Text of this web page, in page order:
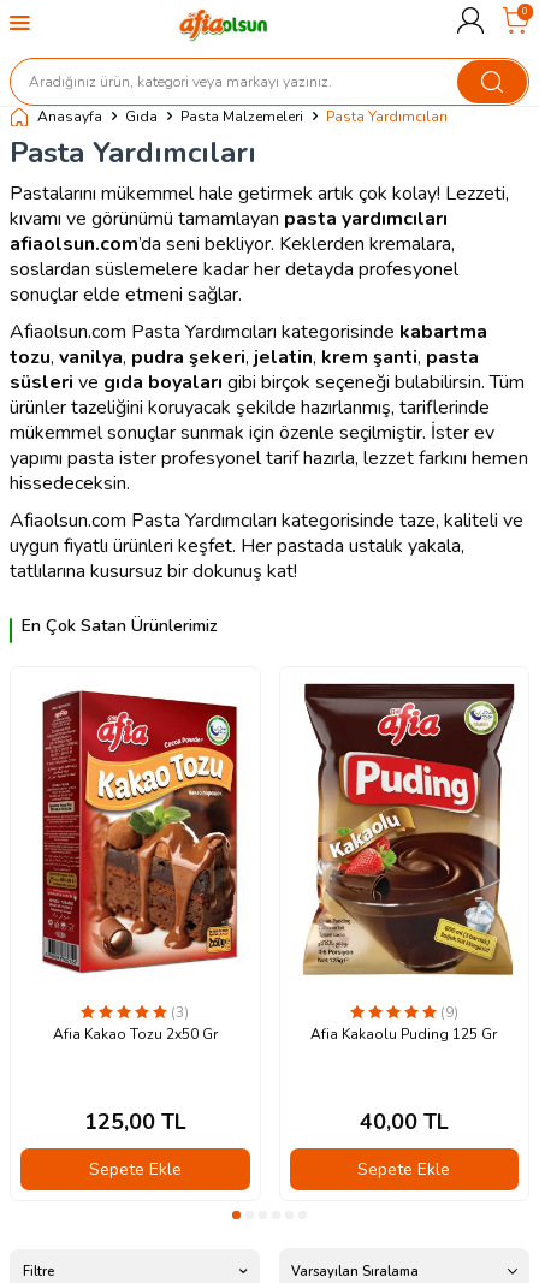
0
Anasayfa Gıda Pasta Malzemeleri Pasta Yardımcıları
Pasta Yardımcıları
Pastalarını mükemmel hale getirmek artık çok kolay! Lezzeti,
kıvamı ve görünümü tamamlayan pasta yardımcıları
afiaolsun.com’da seni bekliyor. Keklerden kremalara,
soslardan süslemelere kadar her detayda profesyonel
sonuçlar elde etmeni sağlar.
Afiaolsun.com Pasta Yardımcıları kategorisinde kabartma
tozu, vanilya, pudra şekeri, jelatin, krem şanti, pasta
süsleri ve gıda boyaları gibi birçok seçeneği bulabilirsin. Tüm
ürünler tazeliğini koruyacak şekilde hazırlanmış, tariflerinde
mükemmel sonuçlar sunmak için özenle seçilmiştir. İster ev
yapımı pasta ister profesyonel tarif hazırla, lezzet farkını hemen
hissedeceksin.
Afiaolsun.com Pasta Yardımcıları kategorisinde taze, kaliteli ve
uygun fiyatlı ürünleri keşfet. Her pastada ustalık yakala,
tatlılarına kusursuz bir dokunuş kat!
En Çok Satan Ürünlerimiz
(3)
Afia Kakao Tozu 2x50 Gr
125,00TL
Sepete Ekle
(9)
Afia Kakaolu Puding 125 Gr
40,00TL
Sepete Ekle
Filtre